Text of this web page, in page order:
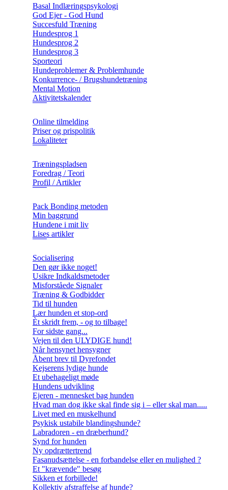
Basal Indlæringspsykologi
God Ejer - God Hund
Succesfuld Træning
Hundesprog 1
Hundesprog 2
Hundesprog 3
Sporteori
Hundeproblemer & Problemhunde
Konkurrence- / Brugshundetræning
Mental Motion
Aktivitetskalender
Online tilmelding
Priser og prispolitik
Lokaliteter
Træningspladsen
Foredrag / Teori
Profil / Artikler
Pack Bonding metoden
Min baggrund
Hundene i mit liv
Lises artikler
Socialisering
Den gør ikke noget!
Usikre Indkaldsmetoder
Misforståede Signaler
Træning & Godbidder
Tid til hunden
Lær hunden et stop-ord
Èt skridt frem, - og to tilbage!
For sidste gang...
Vejen til den ULYDIGE hund!
Når hensynet hensygner
Åbent brev til Dyrefondet
Kejserens lydige hunde
Et ubehageligt møde
Hundens udvikling
Ejeren - mennesket bag hunden
Hvad man dog ikke skal finde sig i – eller skal man.....
Livet med en muskelhund
Psykisk ustabile blandingshunde?
Labradoren - en dræberhund?
Synd for hunden
Ny opdrættertrend
Fasanudsættelse - en forbandelse eller en mulighed ?
Et "krævende" besøg
Sikken et forbillede!
Kollektiv afstraffelse af hunde?